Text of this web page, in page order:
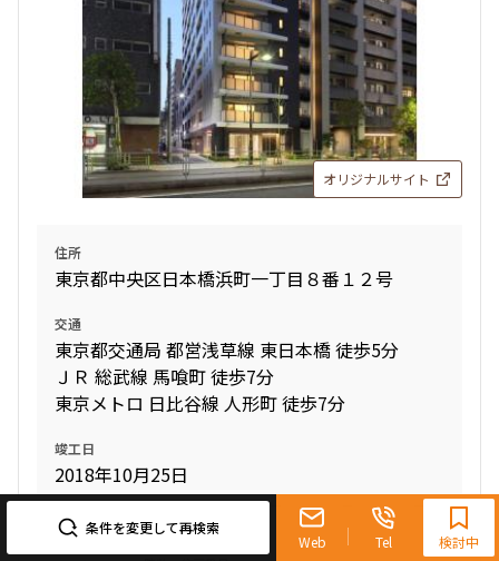
条件を変更して再検索
Web Tel
0120-321-719
9:30~18:00（水曜定休）
検討中
オリジナルサイト
住所
東京都中央区日本橋浜町一丁目８番１２号
交通
東京都交通局 都営浅草線 東日本橋 徒歩5分
ＪＲ 総武線 馬喰町 徒歩7分
東京メトロ 日比谷線 人形町 徒歩7分
竣工日
2018年10月25日
新着 賃料改定